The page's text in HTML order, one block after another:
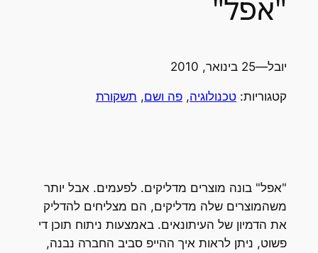
"אפל"
יובל—25 בינואר, 2010
קטגוריות: טכנולוגיה, פה ושם, תשקורת
"אפל" בונה מוצרים מדליקים. לפעמים. אבל יותר
משהמוצרים שלה מדליקים, הם מצליחים להדליק
את הדמיון של העיתונאים. באמצעות ניתוח תוכן די
פשוט, ניתן לראות איך ההייפ סביב החברה נבנה,